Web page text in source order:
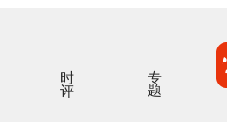
时评 专题